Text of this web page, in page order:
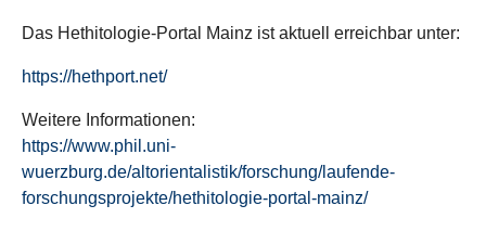
Das Hethitologie-Portal Mainz ist aktuell erreichbar unter:
https://hethport.net/
Weitere Informationen:
https://www.phil.uni-
wuerzburg.de/altorientalistik/forschung/laufende-
forschungsprojekte/hethitologie-portal-mainz/